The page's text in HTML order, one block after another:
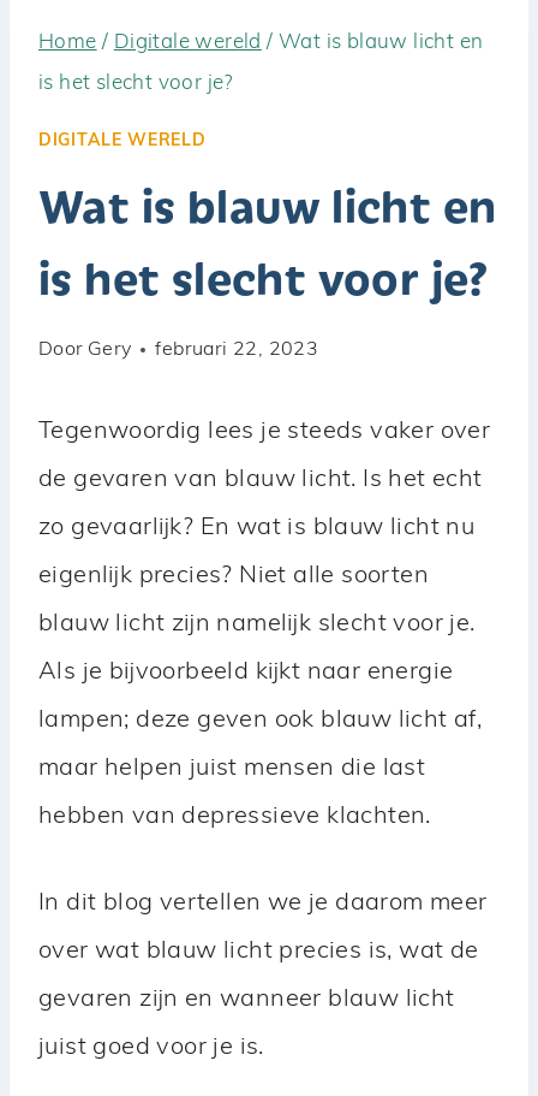
Home / Digitale wereld / Wat is blauw licht en
is het slecht voor je?
DIGITALE WERELD
Wat is blauw licht en
is het slecht voor je?
Door Gery februari 22, 2023
Tegenwoordig lees je steeds vaker over
de gevaren van blauw licht. Is het echt
zo gevaarlijk? En wat is blauw licht nu
eigenlijk precies? Niet alle soorten
blauw licht zijn namelijk slecht voor je.
Als je bijvoorbeeld kijkt naar energie
lampen; deze geven ook blauw licht af,
maar helpen juist mensen die last
hebben van depressieve klachten.
In dit blog vertellen we je daarom meer
over wat blauw licht precies is, wat de
gevaren zijn en wanneer blauw licht
juist goed voor je is.